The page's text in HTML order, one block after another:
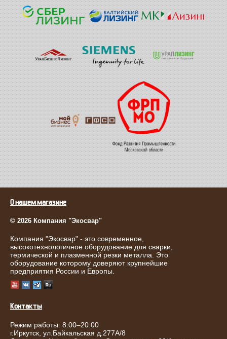
О нашем магазине
© 2026 Компания "Экосвар"
Компания "Экосвар" - это современное,
высокотехнологичное оборудование для сварки,
термической и плазменной резки металла. Это
оборудование которому доверяют крупнейшие
предприятия России и Европы.
Контакты
Режим работы: 8:00–20:00
г.Иркутск ул.Байкальская д.277А/8